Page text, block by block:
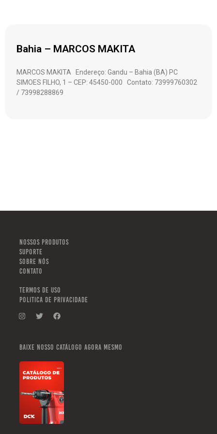
Bahia – MARCOS MAKITA
MARCOS MAKITA Endereço: Gandu – Bahia (BA) PC
SIMOES FILHO, 1 – CEP: 45450-000 Contato: 73999760302
/ 73998288869
NOSSOS PRODUTOS
SUPORTE
SOBRE NÓS
CONTATO
TERMOS DE USO
POLITICA DE PRIVACIDADE
Baixe nosso catálogo agora mesmo